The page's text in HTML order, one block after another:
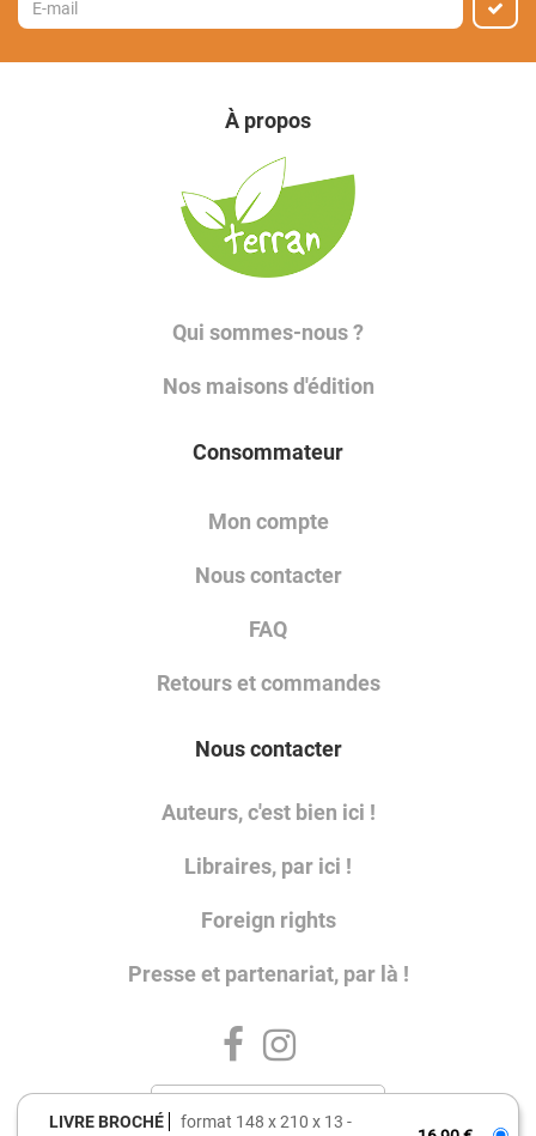
LIVRE BROCHÉ format 148 x 210 x 13
À propos
Qui sommes-nous ?
Nos maisons d'édition
Consommateur
Mon compte
Nous contacter
FAQ
Retours et commandes
Nous contacter
Auteurs, c'est bien ici !
Libraires, par ici !
Foreign rights
Presse et partenariat, par là !